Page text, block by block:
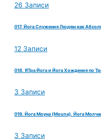
26 Записи
017. Йога Служения Людям как
12 Записи
018. ЯТра Йога и Йога Хождения по
3 Записи
019. Йога Моуна (Mouna). Йога
3 Записи